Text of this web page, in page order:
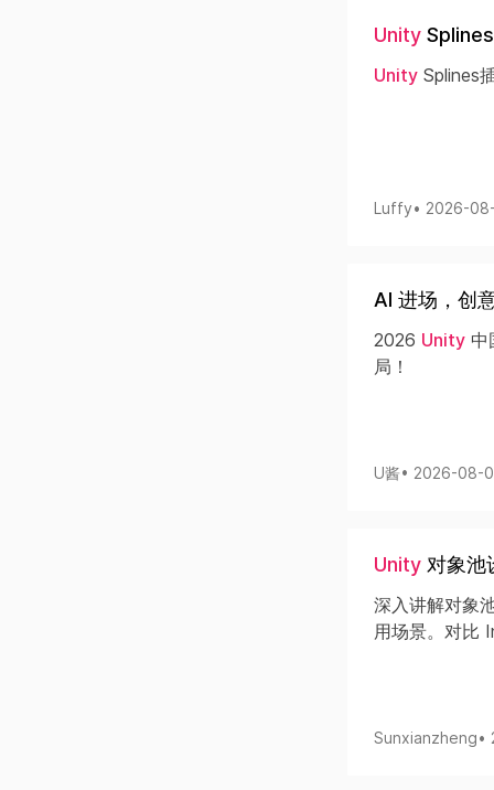
Unity
Unity Splines
Luffy• 2026-
AI 进场，创
2026 Unity 中
局！
U酱• 2026-08-
Unity 对象池
深入讲解对象
用场景。对比
Sunxianzheng•